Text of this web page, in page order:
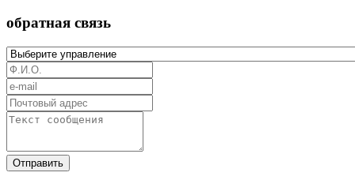
обратная связь
Отправить